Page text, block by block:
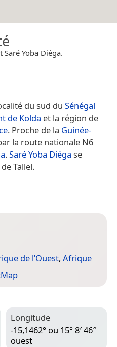
Yoba Diéga.
du sud du Sénégal
de Kolda et la région de
. Proche de la Guinée-
la route nationale N6
.Saré Yoba Diéga se
Tallel.
de l’Ouest, Afrique
Longitude
-15,1462° ou 15° 8′ 46″
ouest